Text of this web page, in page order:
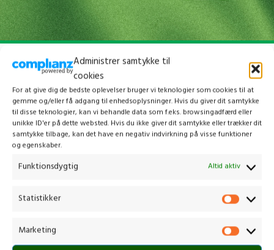
Administrer samtykke til
cookies
For at give dig de bedste oplevelser bruger vi teknologier som cookies til at
gemme og/eller få adgang til enhedsoplysninger. Hvis du giver dit samtykke
til disse teknologier, kan vi behandle data som f.eks. browsingadfærd eller
unikke ID'er på dette websted. Hvis du ikke giver dit samtykke eller trækker dit
samtykke tilbage, kan det have en negativ indvirkning på visse funktioner
og egenskaber.
Funktionsdygtig Altid aktiv
Statistikker
Marketing